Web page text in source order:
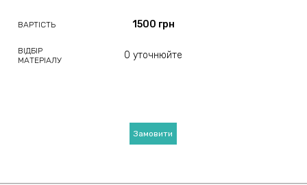
ВАРТІСТЬ
ВІДБІР
МАТЕРІАЛУ
1500 грн
0 уточнюйте
Замовити